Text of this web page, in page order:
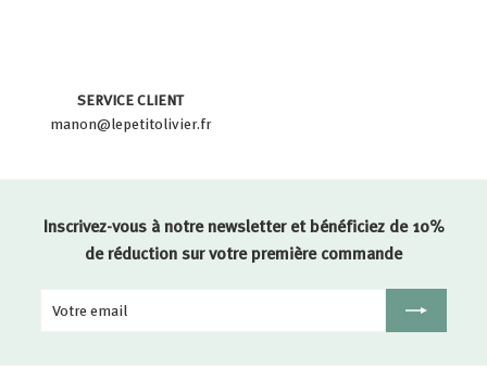
SERVICE CLIENT
manon@lepetitolivier.fr
Inscrivez-vous à notre newsletter et bénéficiez de 10%
de réduction sur votre première commande
Votre
Inscription